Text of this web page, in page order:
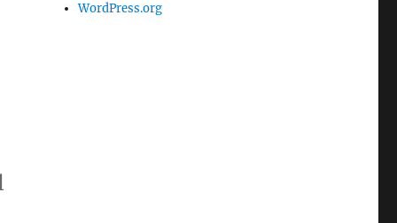
WordPress.org